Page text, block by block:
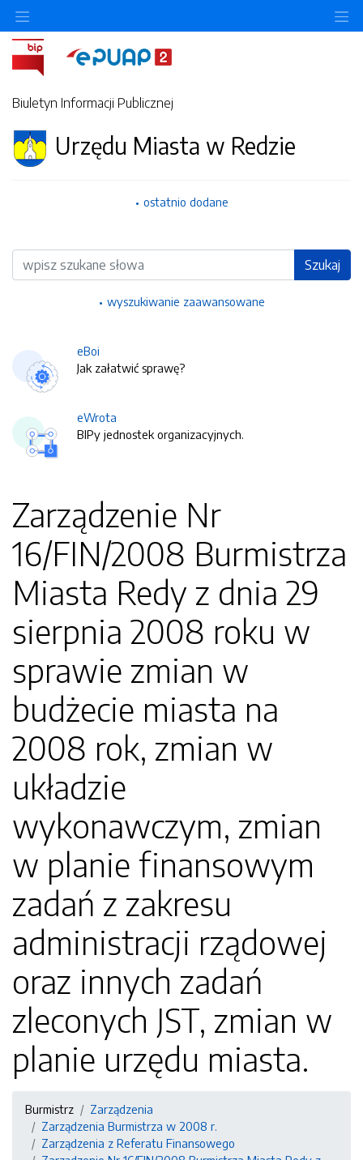
Biuletyn Informacji Publicznej
Urzędu Miasta w Redzie
ostatnio dodane
Wyszukiwarka Szukaj
wyszukiwanie zaawansowane
eBoi
Jak załatwić sprawę?
eWrota
BIPy jednostek organizacyjnych.
Zarządzenie Nr
16/FIN/2008 Burmistrza
Miasta Redy z dnia 29
sierpnia 2008 roku w
sprawie zmian w
budżecie miasta na
2008 rok, zmian w
układzie
wykonawczym, zmian
w planie finansowym
zadań z zakresu
administracji rządowej
oraz innych zadań
zleconych JST, zmian w
planie urzędu miasta.
Burmistrz
Zarządzenia
Zarządzenia Burmistrza w 2008 r.
Zarządzenia z Referatu Finansowego